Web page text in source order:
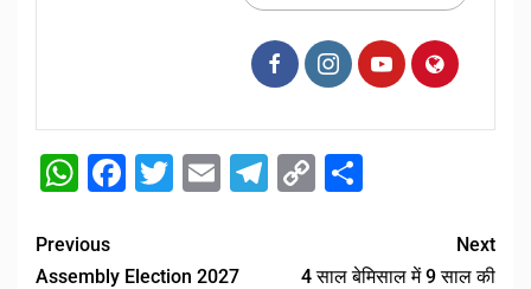
WhatsApp
Facebook
Twitter
EmailTelegram
Copy
Previous
Assembly Election 2027
Next
4 साल बेमिसाल में 9 साल की